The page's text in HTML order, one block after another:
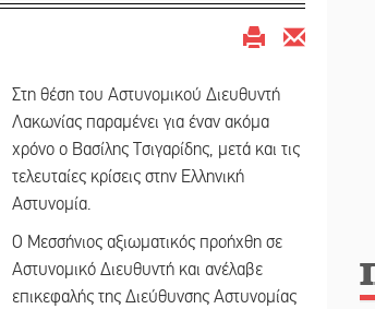
Στη θέση του Αστυνομικού Διευθυντή
Λακωνίας παραμένει για έναν ακόμα
χρόνο ο Βασίλης Τσιγαρίδης, μετά και τις
τελευταίες κρίσεις στην Ελληνική
Αστυνομία.
Ο Μεσσήνιος αξιωματικός προήχθη σε
Αστυνομικό Διευθυντή και ανέλαβε
επικεφαλής της Διεύθυνσης Αστυνομίας